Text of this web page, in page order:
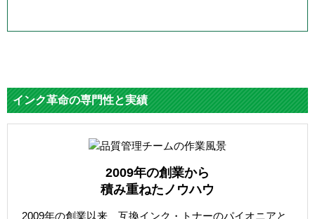
インク革命の専門性と実績
2009年の創業から
積み重ねたノウハウ
2009年の創業以来、互換インク・トナーのパイオニアと